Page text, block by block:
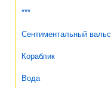
***
Сентиментальный вальс
Кораблик
Вода